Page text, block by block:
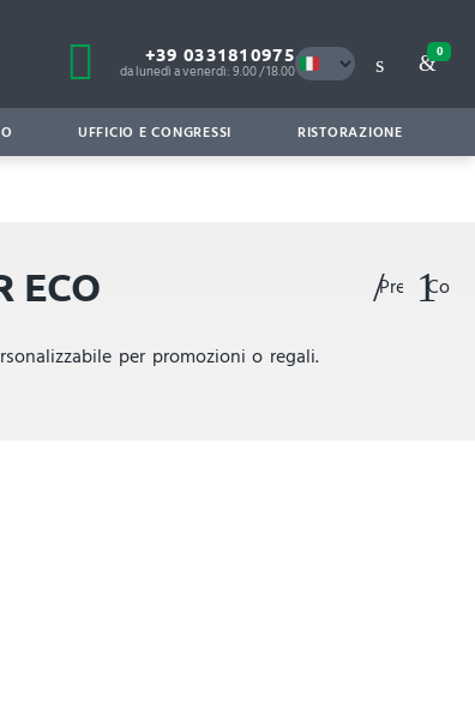
+39 0331810975
da lunedì a venerdì: 9.00 / 18.00
0
UFFICIO E CONGRESSI RISTORAZIONE
ECO
per promozioni o regali.
Preferiti